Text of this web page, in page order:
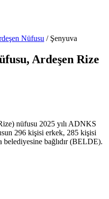
Nüfusu / Şenyuva
Ardeşen Rize
nüfusu 2025 yılı ADNKS
296 kişisi erkek, 285 kişisi
belediyesine bağlıdır (BELDE).